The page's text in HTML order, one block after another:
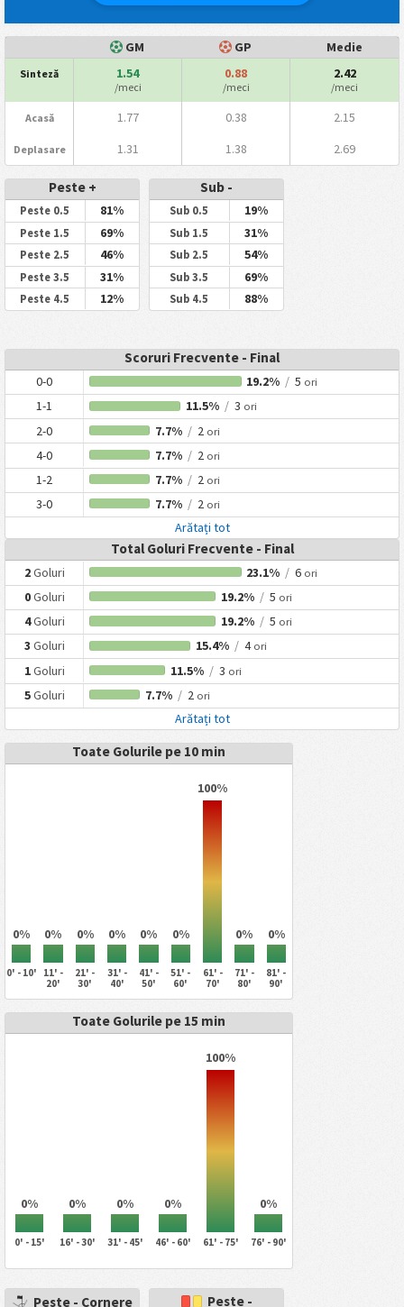
GM GP Medie
Sinteză 1.54
/meci
0.88
/meci
2.42
/meci
Acasă 1.77 0.38 2.15
Deplasare 1.31 1.38 2.69
Peste +
Peste 0.5 81%
Peste 1.5 69%
Peste 2.5 46%
Peste 3.5 31%
Peste 4.5 12%
Sub -
Sub 0.5 19%
Sub 1.5 31%
Sub 2.5 54%
Sub 3.5 69%
Sub 4.5 88%
Scoruri Frecvente - Final
0-0 19.2% / 5 ori
1-1 11.5% /3 ori
2-0 7.7% /2 ori
4-0 7.7% /2 ori
1-2 7.7% /2 ori
3-0 7.7% /2 ori
Arătați tot
Total Goluri Frecvente - Final
2Goluri 23.1% / 6 ori
0Goluri 19.2% / 5 ori
4Goluri 19.2% / 5 ori
3 Goluri 15.4% /4 ori
1Goluri 11.5% /3 ori
5Goluri 7.7% /2 ori
Arătați tot
Toate Golurile pe 10 min
0% 0% 0% 0% 0% 0%
100%
0% 0%
0' - 10'
11' -
20'
21' -
30'
31' -
40'
41' -
50'
51' -
60'
61' -
70'
71' -
80'
81' -
90'
Toate Golurile pe 15 min
0% 0% 0% 0%
100%
0%
0' - 15' 16' - 30' 31' - 45' 46' - 60' 61' - 75' 76' - 90'
Peste - Cornere
Peste -